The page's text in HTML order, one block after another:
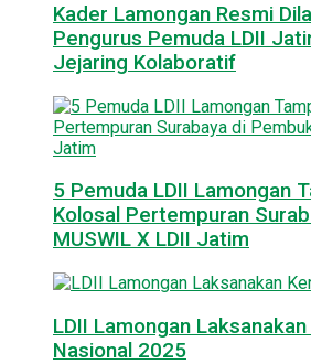
Kader Lamongan Resmi
Pengurus Pemuda LDII
Jejaring Kolaboratif
5 Pemuda LDII Lamongan
Kolosal Pertempuran
MUSWIL X LDII Jatim
LDII Lamongan
Nasional 2025